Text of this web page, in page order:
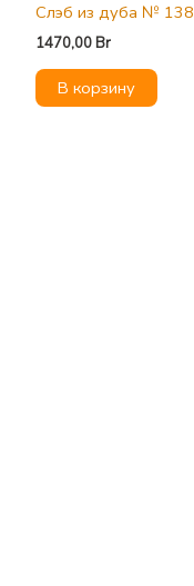
Слэб из дуба № 138
1470,00Br
В корзину